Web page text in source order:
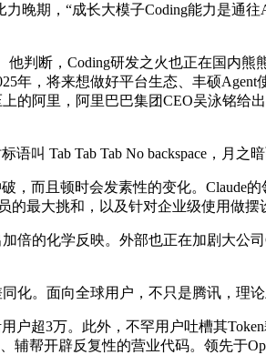
晚期，“成长大模子Coding能力是通
断，Coding研发之火也正在国内熊
年，将来想做好平台生态、丰硕
阿里，阿里巴巴集团CEO吴泳铭给
Tab Tab Tab No backspace，月之
而且顿时会发素性的变化。Claude的
最大挑和，以及针对企业级使用做
的化学反映。外部也正在加剧大公
。面向全球用户，不只是腾讯，理论
超3万。此外，不罕用户吐槽其
辅帮开辟反复性的营业代码。领先于